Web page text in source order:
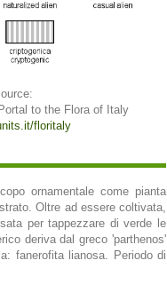
to the Flora of Italy
floritaly
ornamentale come pianta
Oltre ad essere coltivata,
per tappezzare di verde le
deriva dal greco 'parthenos'
fanerofita lianosa. Periodo di